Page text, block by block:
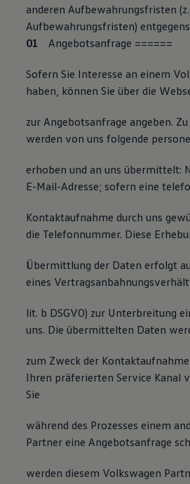
anderen Aufbewahrungsfristen
Aufbewahrungsfristen)
Angebotsanfrage ======
Sofern Sie Interesse an einem
haben, können Sie über die
zur Angebotsanfrage angeben.
werden von uns folgende
erhoben und an uns übermittelt:
E-Mail-Adresse; sofern eine
Kontaktaufnahme durch uns
die Telefonnummer. Diese
Übermittlung der Daten erfolgt
eines
lit. b DSGVO) zur Unterbreitung
uns. Die übermittelten Daten
zum Zweck der
Ihren präferierten Service Kanal
Sie
während des Prozesses einem
Partner eine Angebotsanfrage
werden diesem Volkswagen